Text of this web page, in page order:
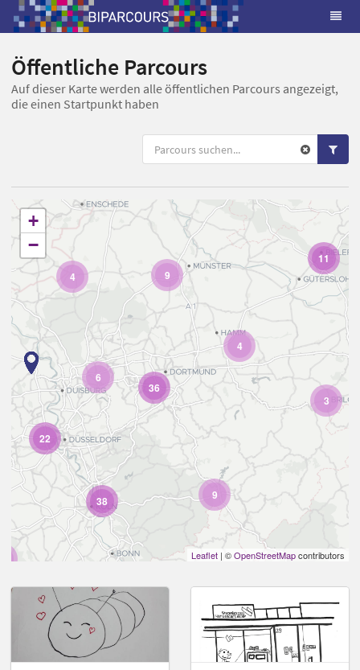
Öffentliche Parcours
Auf dieser Karte werden alle öffentlichen Parcours angezeigt,
die einen Startpunkt haben
3
9
11
4
22
38
4
9
6
36
+
−
Leaflet | ©OpenStreetMapcontributors